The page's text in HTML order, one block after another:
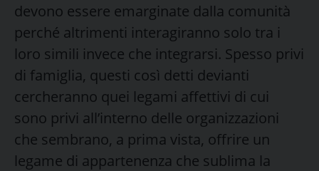
devono essere emarginate dalla comunità
perché altrimenti interagiranno solo tra i
loro simili invece che integrarsi. Spesso privi
di famiglia, questi così detti devianti
cercheranno quei legami affettivi di cui
sono privi all’interno delle organizzazioni
che sembrano, a prima vista, offrire un
legame di appartenenza che sublima la